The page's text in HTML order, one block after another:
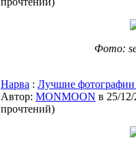
Фото:
Нарва : Лучшие фотографии
Автор: MONMOON в 25/
прочтений)